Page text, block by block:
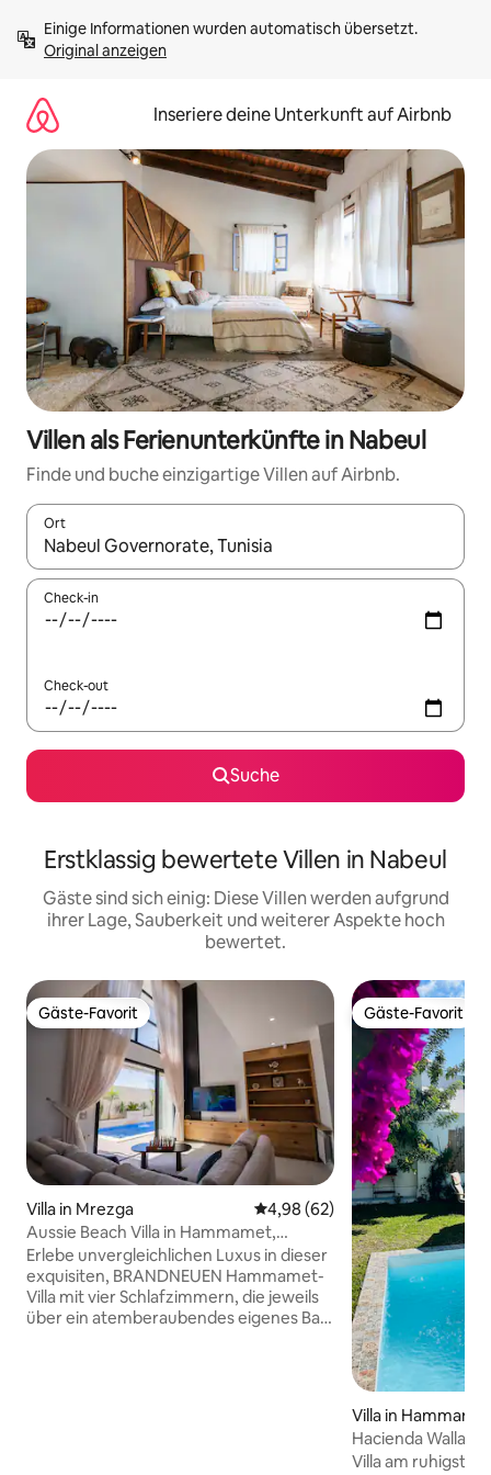
Inhalten
springenOriginal anzeigen
Inseriere deine Unterkunft auf Airbnb
Villen als Ferienunterkünfte in Nabeul
Finde und buche einzigartige Villen auf Airbnb.
Ort
Wenn Ergebnisse verfügbar sind, navigiere mit den
Check-in
Check-out
Suche
Erstklassig bewertete Villen in Nabeul
Gäste sind sich einig: Diese Villen werden aufgrund
ihrer Lage, Sauberkeit und weiterer Aspekte hoch
bewertet.
Gäste-Favorit
Gäste-Favorit
Villa in Mrezga Durchschnittliche Bewertung:
4,98 (62)
Aussie Beach Villa in Hammamet,
Tunesien
Erlebe unvergleichlichen Luxus in dieser
exquisiten, BRANDNEUEN Hammamet-
Villa mit vier Schlafzimmern, die jeweils
über ein atemberaubendes eigenes Bad
Gäste-Favorit
Gäste-Favorit
Villa in
Hacienda Wallace
Villa am